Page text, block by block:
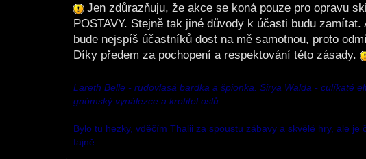
s
t
Jen zdůrazňuju, že akce se koná pouze pro opravu
POSTAVY. Stejně tak jiné důvody k účasti budu
bude nejspíš účastníků dost na mě samotnou, proto
Díky předem za pochopení a respektování této zásady.
Lareth Belle - rudovlasá bardka a špionka. Sirya Walda - culíkaté
gnómský vynálezce a krotitel oslů.
Bylo tu hezky, vděčím Thalii za spoustu zábavy a skvělé hry, ale
fajně...